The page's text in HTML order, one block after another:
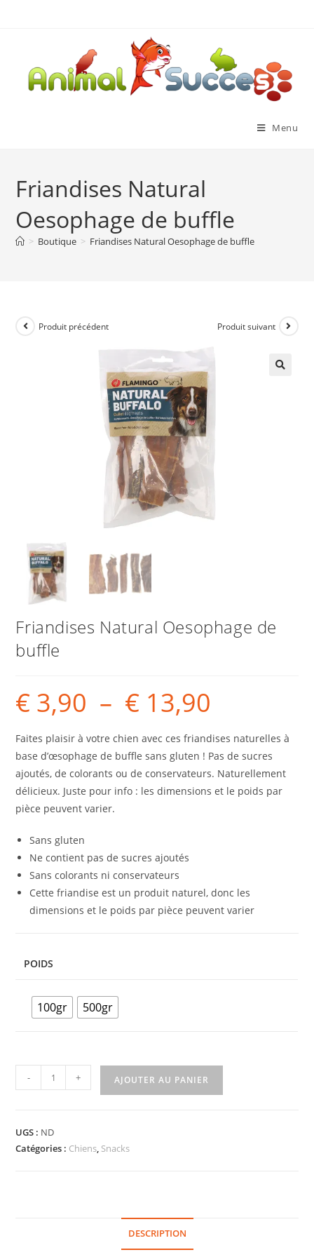
Menu
Friandises Natural
Oesophage de buffle
> Boutique > Friandises Natural Oesophage de buffle
Produit précédent Produit suivant
Friandises Natural Oesophage de
buffle
€ 3,90 – € 13,90
Faites plaisir à votre chien avec ces friandises naturelles à
base d’œsophage de buffle sans gluten ! Pas de sucres
ajoutés, de colorants ou de conservateurs. Naturellement
délicieux. Juste pour info : les dimensions et le poids par
pièce peuvent varier.
Sans gluten
Ne contient pas de sucres ajoutés
Sans colorants ni conservateurs
Cette friandise est un produit naturel, donc les
dimensions et le poids par pièce peuvent varier
POIDS
100gr 500gr
- + AJOUTER AU PANIER
UGS : ND
Catégories : Chiens, Snacks
DESCRIPTION